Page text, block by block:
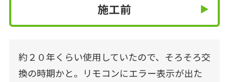
施工前
約２０年くらい使用していたので、そろそろ交
換の時期かと。リモコンにエラー表示が出た